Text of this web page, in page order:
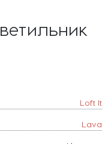
Loft It
Lava